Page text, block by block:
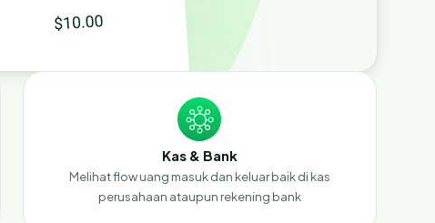
Kas & Bank
Melihat flow uang masuk dan keluar baik di kas
perusahaan ataupun rekening bank